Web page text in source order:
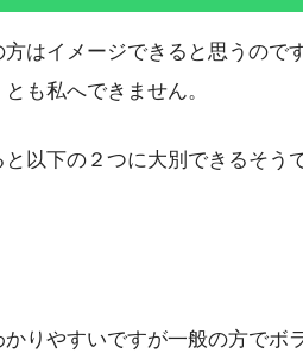
はイメージできると思うので
も私へできません。
以下の２つに大別できるそうで
りやすいですが一般の方でボ